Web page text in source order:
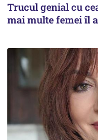
Trucul genial cu
mai multe femei îl